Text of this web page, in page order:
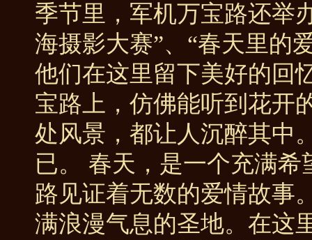
季节里，军机万宝路还举
海摄影大赛”、“春天里的
他们在这里留下美好的回
宝路上，仿佛能听到花开
处风景，都让人沉醉其中
已。 春天，是一个充满
路见证着无数的爱情故事
满浪漫气息的圣地。在这